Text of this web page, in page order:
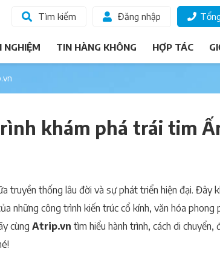
Tìm kiếm Đăng nhập
NGHIỆM TIN HÀNG KHÔNG HỢP TÁC
Các hạng
Chọn ghế
khám phá trái tim
truyền thống lâu đời và sự phát triển hiện đại. Đây
những công trình kiến trúc cổ kính, văn hóa phong
cùng Atrip.vn tìm hiểu hành trình, cách di chuyển,